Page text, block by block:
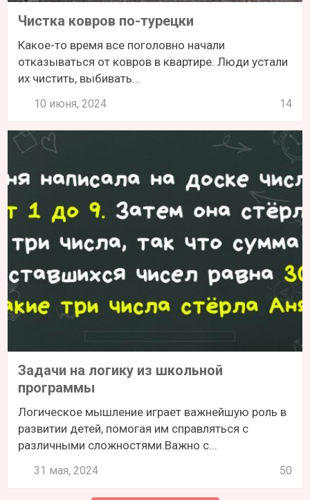
Чистка ковров по-турецки
Какое-то время все поголовно начали
отказываться от ковров в квартире. Люди устали
их чистить, выбивать...
10 июня, 2024 14
Задачи на логику из школьной
программы
Логическое мышление играет важнейшую роль в
развитии детей, помогая им справляться с
различными сложностями.Важно с...
31 мая, 2024 50